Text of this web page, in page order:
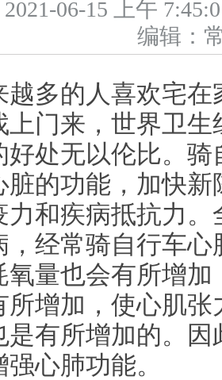
2021-06-15 上午
编辑
越多的人喜欢宅
上门来，世界卫
好处无以伦比。
脏的功能，加快
力和疾病抵抗力
，经常骑自行车
氧量也会有所增
所增加，使心肌
是有所增加的。
心肺功能。